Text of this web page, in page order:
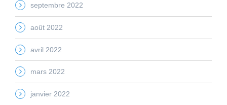
septembre 2022
août 2022
avril 2022
mars 2022
janvier 2022